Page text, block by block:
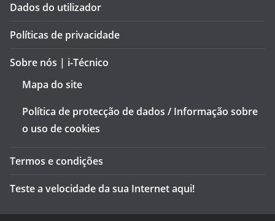
Dados do utilizador
Políticas de privacidade
Sobre nós | i-Técnico
Mapa do site
Política de protecção de dados / Informação sobre
o uso de cookies
Termos e condições
Teste a velocidade da sua Internet aqui!